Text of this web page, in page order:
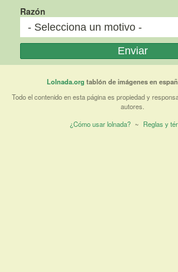
Razón
Lolnada.org tablón de imágenes en
Todo el contenido en esta página es propiedad y
autores.
¿Cómo usar lolnada? ~ Reglas y